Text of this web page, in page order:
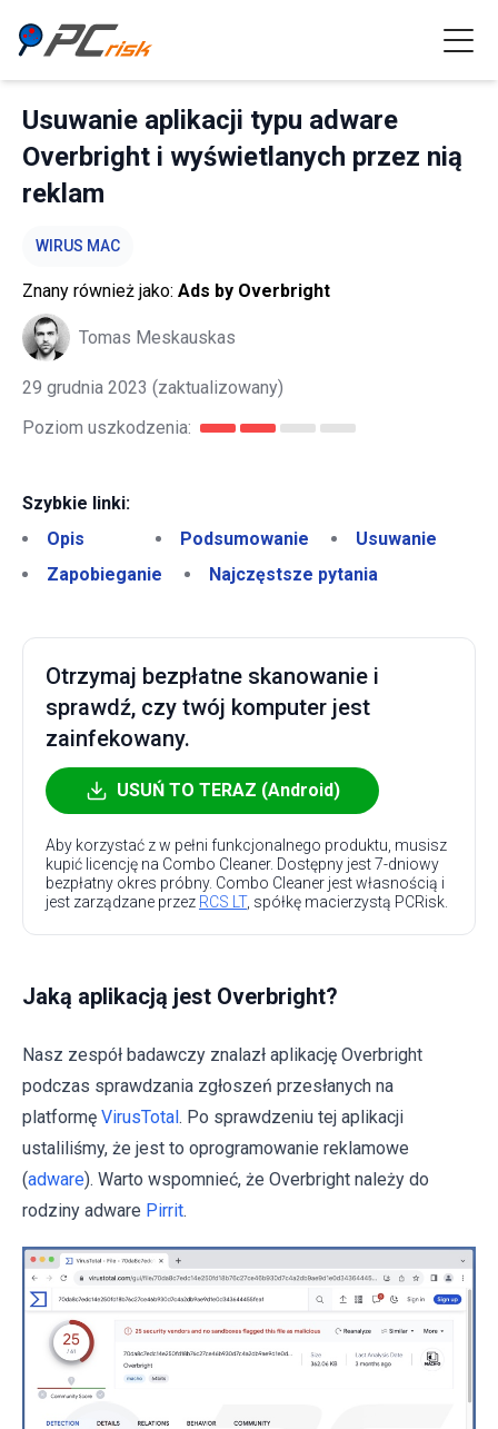
Usuwanie aplikacji typu adware
Overbright i wyświetlanych przez nią
reklam
WIRUS MAC
Znany również jako: Ads by Overbright
Tomas Meskauskas
29 grudnia 2023 (zaktualizowany)
Poziom uszkodzenia:
Szybkie linki:
Opis
Podsumowanie
Usuwanie
Zapobieganie
Najczęstsze pytania
Otrzymaj bezpłatne skanowanie i
sprawdź, czy twój komputer jest
zainfekowany.
USUŃ TO TERAZ (Android)
Aby korzystać z w pełni funkcjonalnego produktu, musisz
kupić licencję na Combo Cleaner. Dostępny jest 7-dniowy
bezpłatny okres próbny. Combo Cleaner jest własnością i
jest zarządzane przez RCS LT, spółkę macierzystą PCRisk.
Jaką aplikacją jest Overbright?
Nasz zespół badawczy znalazł aplikację Overbright
podczas sprawdzania zgłoszeń przesłanych na
platformę VirusTotal. Po sprawdzeniu tej aplikacji
ustaliliśmy, że jest to oprogramowanie reklamowe
(adware). Warto wspomnieć, że Overbright należy do
rodziny adware Pirrit.